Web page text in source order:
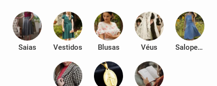
Saias Vestidos Blusas Véus Salopetes